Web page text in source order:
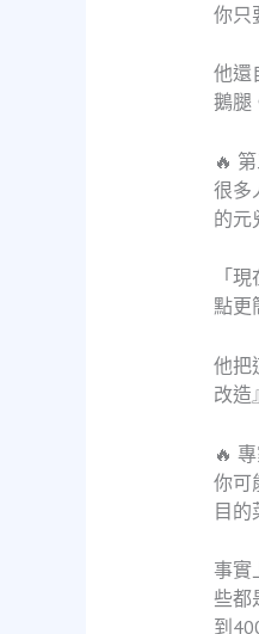
你只
他還
鵝腿
🔥
很多
的元
「
點更
他把
改造
🔥
你可
目的
事實
些都
到